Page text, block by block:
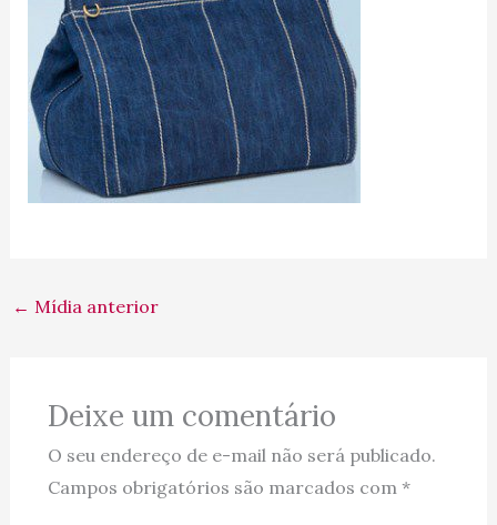
← Mídia anterior
Deixe um comentário
O seu endereço de e-mail não será publicado.
Campos obrigatórios são marcados com *